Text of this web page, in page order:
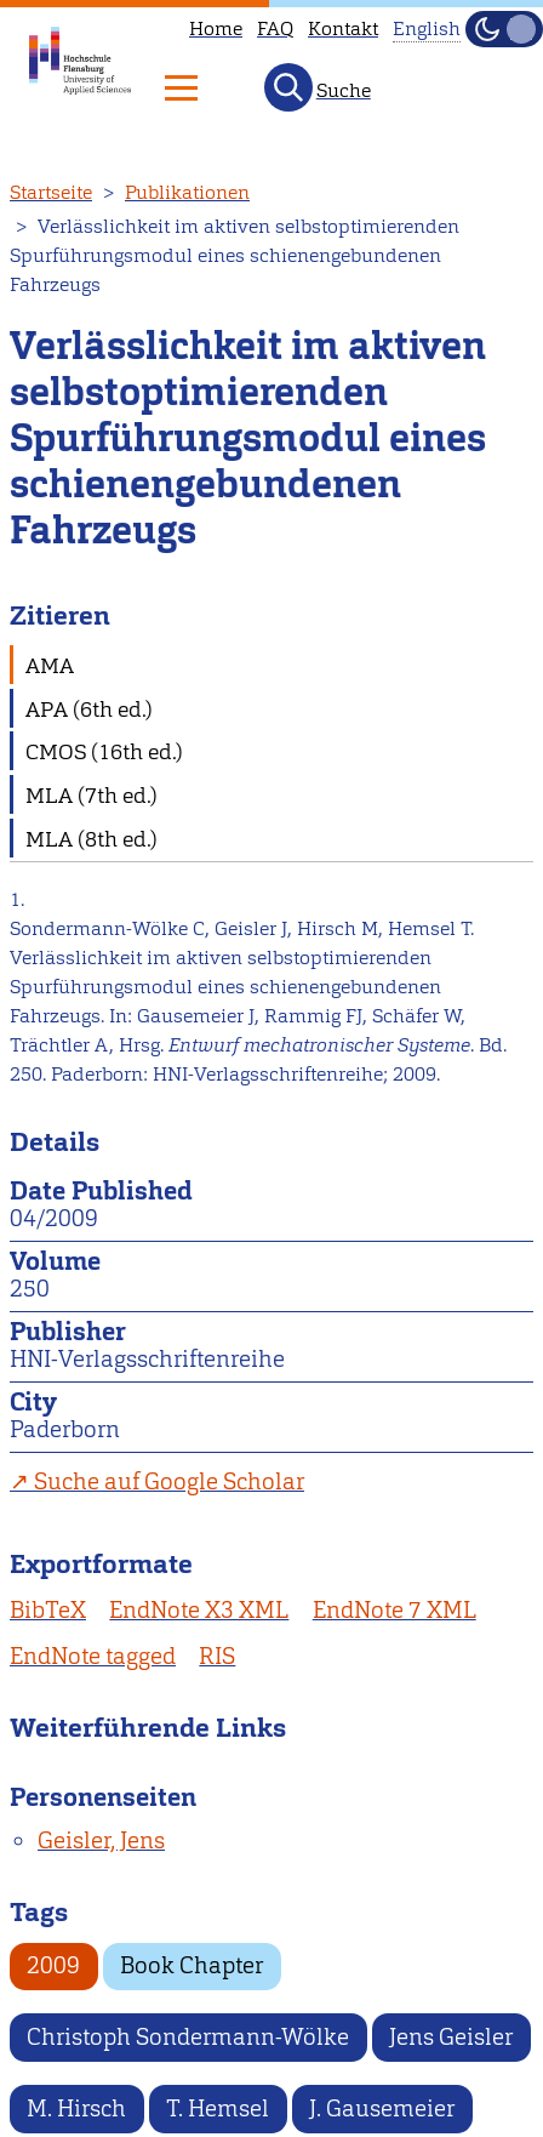
zum
Inhalt
Home FAQ Kontakt
available
in
Head
English
English
Hell
Suche
Startseite
Publikationen
Verlässlichkeit im aktiven selbstoptimierenden
Spurführungsmodul eines schienengebundenen
Fahrzeugs
Verlässlichkeit im aktiven
selbstoptimierenden
Spurführungsmodul eines
schienengebundenen
Fahrzeugs
Zitieren
AMA
APA (6th ed.)
CMOS (16th ed.)
MLA (7th ed.)
MLA (8th ed.)
1.
Sondermann-Wölke C, Geisler J, Hirsch M, Hemsel T.
Verlässlichkeit im aktiven selbstoptimierenden
Spurführungsmodul eines schienengebundenen
Fahrzeugs. In: Gausemeier J, Rammig FJ, Schäfer W,
Trächtler A, Hrsg.Entwurf mechatronischer Systeme. Bd.
250. Paderborn: HNI-Verlagsschriftenreihe; 2009.
Details
Date Published
04/2009
Volume
250
Publisher
HNI-Verlagsschriftenreihe
City
Paderborn
Suche auf Google Scholar
Exportformate
BibTeX EndNote X3 XML
EndNote 7 XML
EndNote tagged
RIS
Weiterführende Links
Personenseiten
Geisler, Jens
Tags
2009 Book Chapter
Christoph Sondermann-Wölke Jens Geisler
M. Hirsch T. Hemsel J. Gausemeier